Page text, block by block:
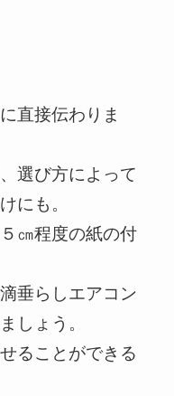
直接伝わりま
選び方によって
にも。
㎝程度の紙の付
垂らしエアコン
しょう。
ることができる